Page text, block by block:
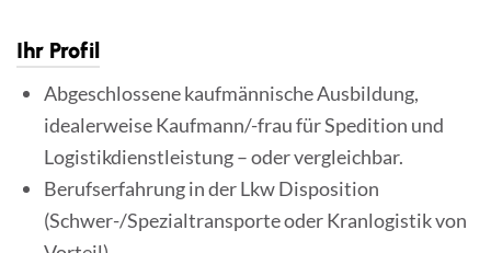
Ihr Profil
Abgeschlossene kaufmännische Ausbildung,
idealerweise Kaufmann/-frau für Spedition und
Logistikdienstleistung – oder vergleichbar.
Berufserfahrung in der Lkw Disposition
(Schwer-/Spezialtransporte oder Kranlogistik von